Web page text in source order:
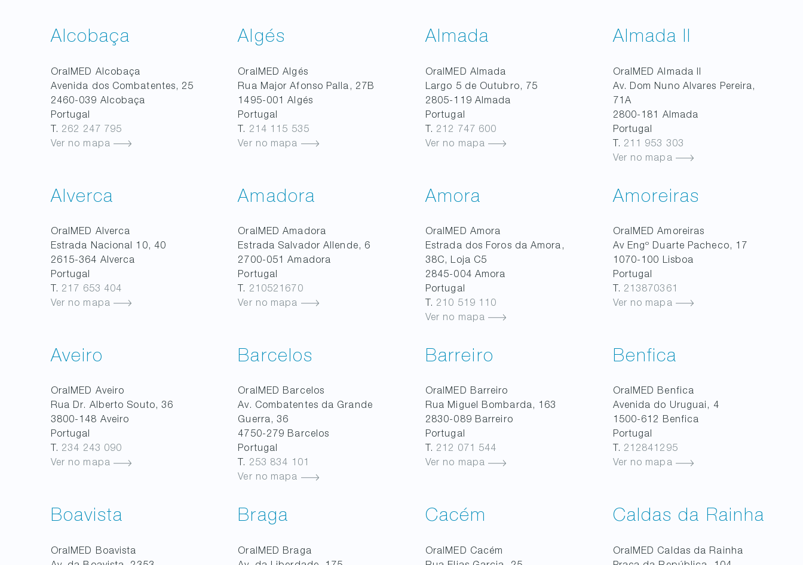
Alcobaça
OralMED Alcobaça
Avenida dos Combatentes, 25
2460-039 Alcobaça
Portugal
T. 262 247 795
Ver no mapa
Algés
OralMED Algés
Rua Major Afonso Palla, 27B
1495-001 Algés
Portugal
T. 214 115 535
Ver no mapa
Almada
OralMED Almada
Largo 5 de Outubro, 75
2805-119 Almada
Portugal
T. 212 747 600
Ver no mapa
Almada II
OralMED Almada II
Av. Dom Nuno Alvares Pereira,
71A
2800-181
Almada
Portugal
T. 211 953 303
Ver no mapa
Alverca
OralMED Alverca
Estrada Nacional 10, 40
2615-364 Alverca
Portugal
T. 217 653 404
Ver no mapa
Amadora
OralMED Amadora
Estrada Salvador Allende, 6
2700-051 Amadora
Portugal
T. 210521670
Ver no mapa
Amora
OralMED Amora
Estrada dos Foros da Amora,
38C, Loja C5
2845-004 Amora
Portugal
T. 210 519 110
Ver no mapa
Amoreiras
OralMED Amoreiras
Av Engº Duarte Pacheco, 17
1070-100 Lisboa
Portugal
T. 213870361
Ver no mapa
Aveiro
OralMED Aveiro
Rua Dr. Alberto Souto, 36
3800-148 Aveiro
Portugal
T. 234 243 090
Ver no mapa
Barcelos
OralMED Barcelos
Av. Combatentes da Grande
Guerra, 36
4750-279 Barcelos
Portugal
T. 253 834 101
Ver no mapa
Barreiro
OralMED Barreiro
Rua Miguel Bombarda, 163
2830-089 Barreiro
Portugal
T. 212 071 544
Ver no mapa
Benfica
OralMED Benfica
Avenida do Uruguai, 4
1500-612 Benfica
Portugal
T. 212841295
Ver no mapa
Boavista
OralMED Boavista
Braga
OralMED Braga
Cacém
OralMED Cacém
Caldas da Rainha
OralMED Caldas da Rainha